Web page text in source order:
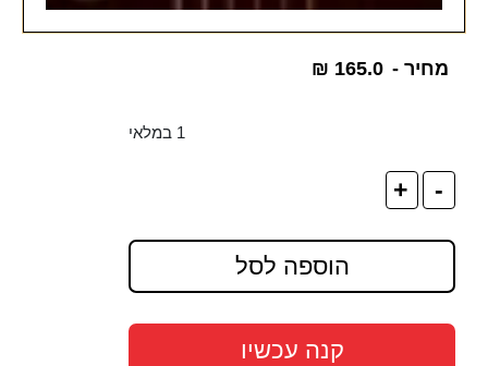
מחיר - ₪ 165.0
1 במלאי
-
+
הוספה לסל
קנה עכשיו